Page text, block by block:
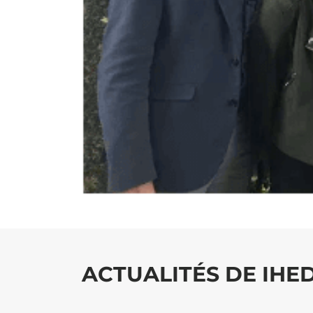
ACTUALITÉS DE